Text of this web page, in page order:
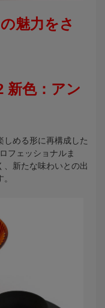
魅力をさ
新色：アン
しめる形に再構成した
フェッショナルま
、新たな味わいとの出